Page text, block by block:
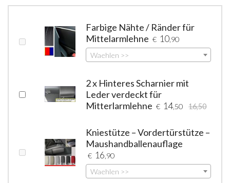
Farbige Nähte / Ränder für
Mittelarmlehne € 10 ,90
Waehlen >>
2 x Hinteres Scharnier mit
Leder verdeckt für
Mitterlarmlehne € 14,50 16,50
Kniestütze – Vordertürstütze –
Maushandballenauflage
€ 16 ,90
Waehlen >>